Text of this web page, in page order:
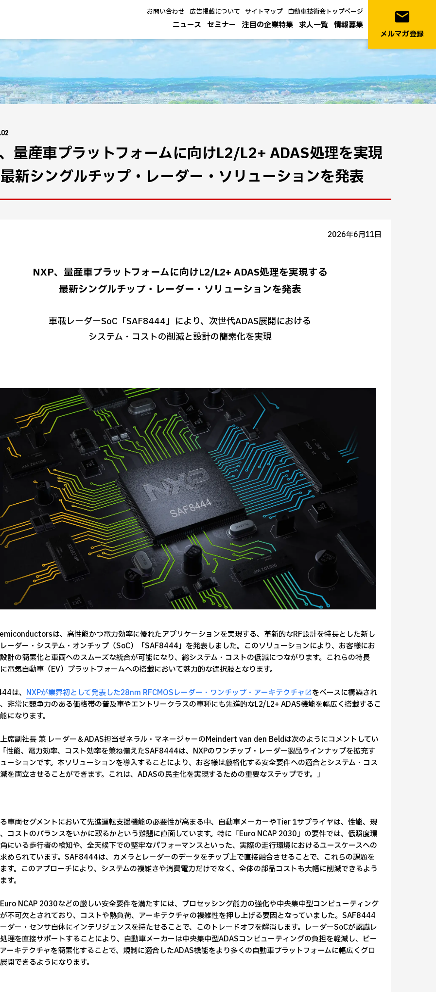
ニュース セミナー 注目の企業特集 求人一覧 情報募集
お問い合わせ 広告掲載について サイトマップ 自動車技術会トップページ email
メルマガ登録
量産車プラットフォームに向けL2/L2+ ADAS処理を実現
新シングルチップ・レーダー・ソリューションを発表
2026年6月11日
NXP、量産車プラットフォームに向けL2/L2+ ADAS処理を実現する
最新シングルチップ・レーダー・ソリューションを発表
車載レーダーSoC「SAF8444」により、次世代ADAS展開における
システム・コストの削減と設計の簡素化を実現
は、高性能かつ電力効率に優れたアプリケーションを実現する、革新的なRF設計を特長とした新し
ーダー・システム・オンチップ（SoC）「SAF8444」を発表しました。このソリューションにより、お客様にお
計の簡素化と車両へのスムーズな統合が可能になり、総システム・コストの低減につながります。これらの特長
電気自動車（EV）プラットフォームへの搭載において魅力的な選択肢となります。
は、 NXPが業界初として発表した28nm RFCMOSレーダー・ワンチップ・アーキテクチャ
をベースに構築され
非常に競争力のある価格帯の普及車やエントリークラスの車種にも先進的なL2/L2+ ADAS機能を幅広く搭載するこ
になります。
席副社長 兼 レーダー＆ADAS担当ゼネラル・マネージャーのMeindert van den Beldは次のようにコメントしてい
性能、電力効率、コスト効率を兼ね備えたSAF8444は、NXPのワンチップ・レーダー製品ラインナップを拡充す
ーションです。本ソリューションを導入することにより、お客様は厳格化する安全要件への適合とシステム・コス
を両立させることができます。これは、ADASの民主化を実現するための重要なステップです。」
車両セグメントにおいて先進運転支援機能の必要性が高まる中、自動車メーカーやTier 1サプライヤは、性能、規
コストのバランスをいかに取るかという難題に直面しています。特に「Euro NCAP 2030」の要件では、低照度環
にいる歩行者の検知や、全天候下での堅牢なパフォーマンスといった、実際の走行環境におけるユースケースへの
められています。SAF8444は、カメラとレーダーのデータをチップ上で直接融合させることで、これらの課題を
す。このアプローチにより、システムの複雑さや消費電力だけでなく、全体の部品コストも大幅に削減できるよう
す。
NCAP 2030などの厳しい安全要件を満たすには、プロセッシング能力の強化や中央集中型コンピューティング
不可欠とされており、コストや熱負荷、アーキテクチャの複雑性を押し上げる要因となっていました。SAF8444
ダー・センサ自体にインテリジェンスを持たせることで、このトレードオフを解消します。レーダーSoCが認識レ
理を直接サポートすることにより、自動車メーカーは中央集中型ADASコンピューティングの負担を軽減し、ビー
ーキテクチャを簡素化することで、規制に適合したADAS機能をより多くの自動車プラットフォームに幅広くグロ
開できるようになります。